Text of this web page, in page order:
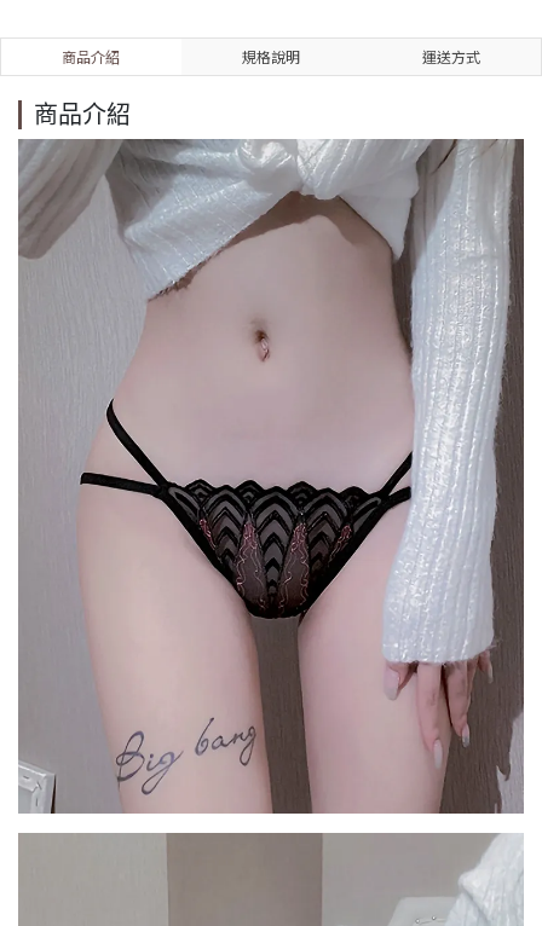
商品介紹 規格說明 運送方式
商品介紹